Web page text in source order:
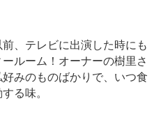
、テレビに出演した時にも
ルーム！オーナーの樹里さ
みのものばかりで、いつ食
る味。